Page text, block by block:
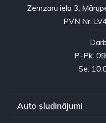
Zemzaru iela 3,
PVN Nr.
P.-Pk.
Se.
Auto sludinājumi